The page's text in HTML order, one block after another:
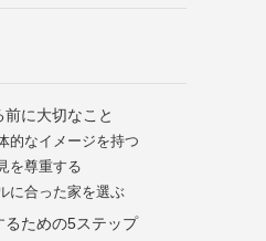
に大切なこと
的なイメージを持つ
を尊重する
に合った家を選ぶ
るための5ステップ